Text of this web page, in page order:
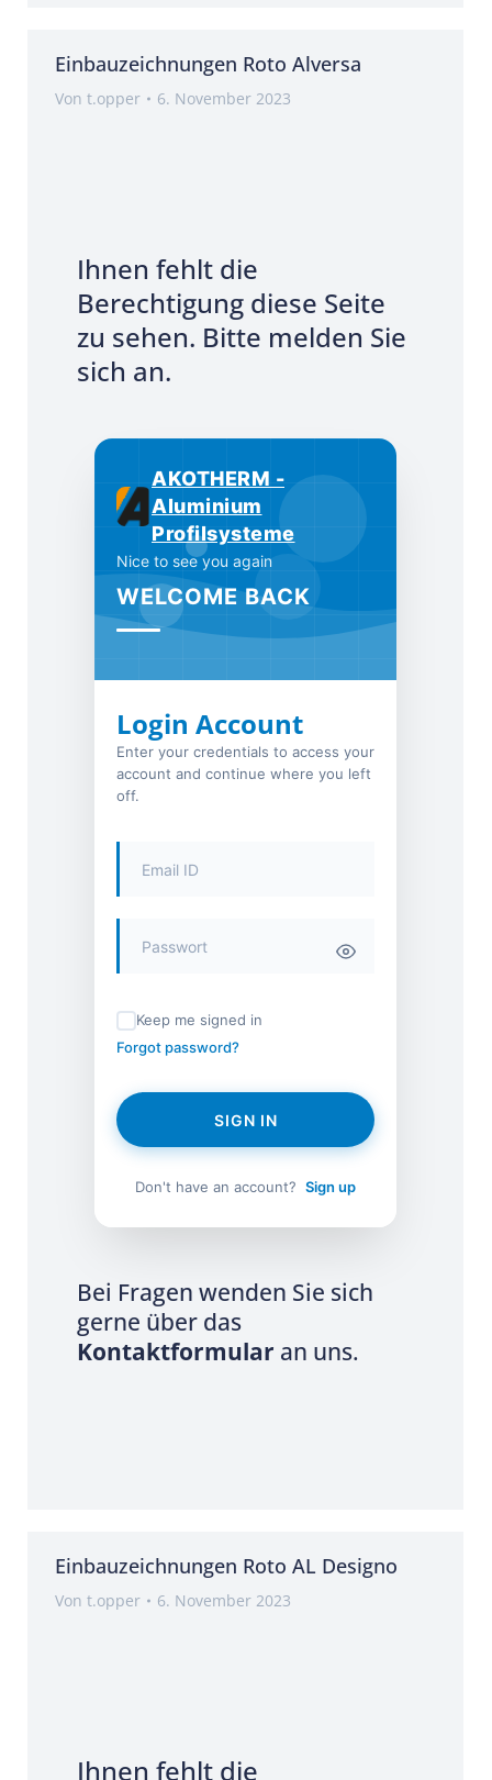
Einbauzeichnungen Roto Alversa
Von t.opper 6. November 2023
Ihnen fehlt die
Berechtigung diese Seite
zu sehen. Bitte melden Sie
sich an.
AKOTHERM -
Aluminium
Profilsysteme
Nice to see you again
WELCOME BACK
Login Account
Enter your credentials to access your
account and continue where you left
off.
Keep me signed in
Forgot password?
SIGN IN
Don't have an account? Sign up
Bei Fragen wenden Sie sich
gerne über das
Kontaktformular an uns.
Einbauzeichnungen Roto AL Designo
Von t.opper 6. November 2023
Ihnen fehlt die